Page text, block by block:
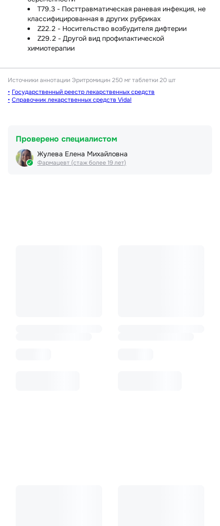
T79.3 - Посттравматическая раневая инфекция, не
классифицированная в других рубриках
Z22.2 - Носительство возбудителя дифтерии
Z29.2 - Другой вид профилактической
химиотерапии
Источники аннотации Эритромицин 250 мг таблетки 20 шт
Государственный реестр лекарственных средств
Справочник лекарственных средств Vidal
Проверено специалистом
Жулева Елена Михайловна
Фармацевт (стаж более 19 лет)